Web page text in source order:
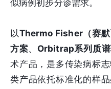
似病例初步分诊需求。
以Thermo Fisher（赛
方案、 Orbitrap系列质
术产品，是多传染病标
类产品依托标准化的样